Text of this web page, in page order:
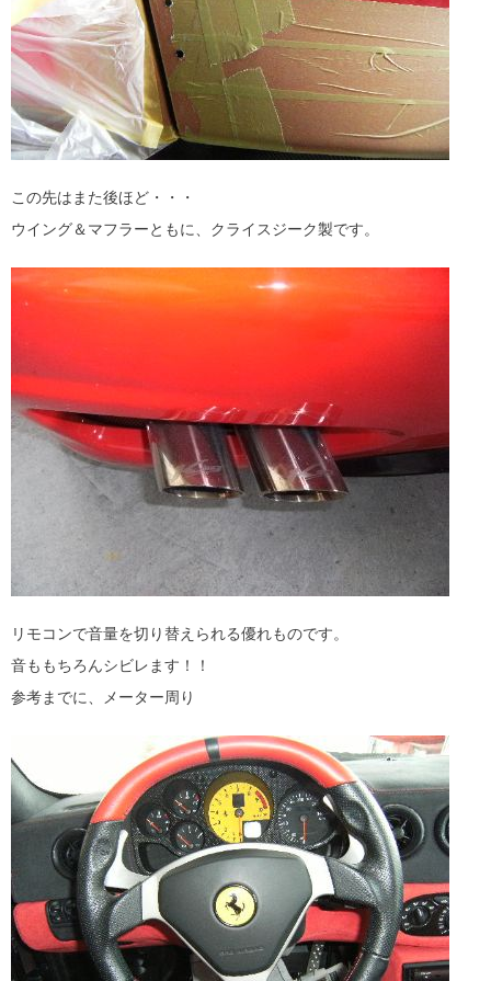
この先はまた後ほど・・・
ウイング＆マフラーともに、クライスジーク製です。
リモコンで音量を切り替えられる優れものです。
音ももちろんシビレます！！
参考までに、メーター周り